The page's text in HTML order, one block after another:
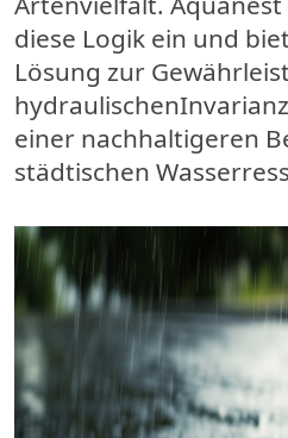
diese Logik ein und
Lösung zur
hydraulischenInvarianz
einer nachhaltigeren
städtischen